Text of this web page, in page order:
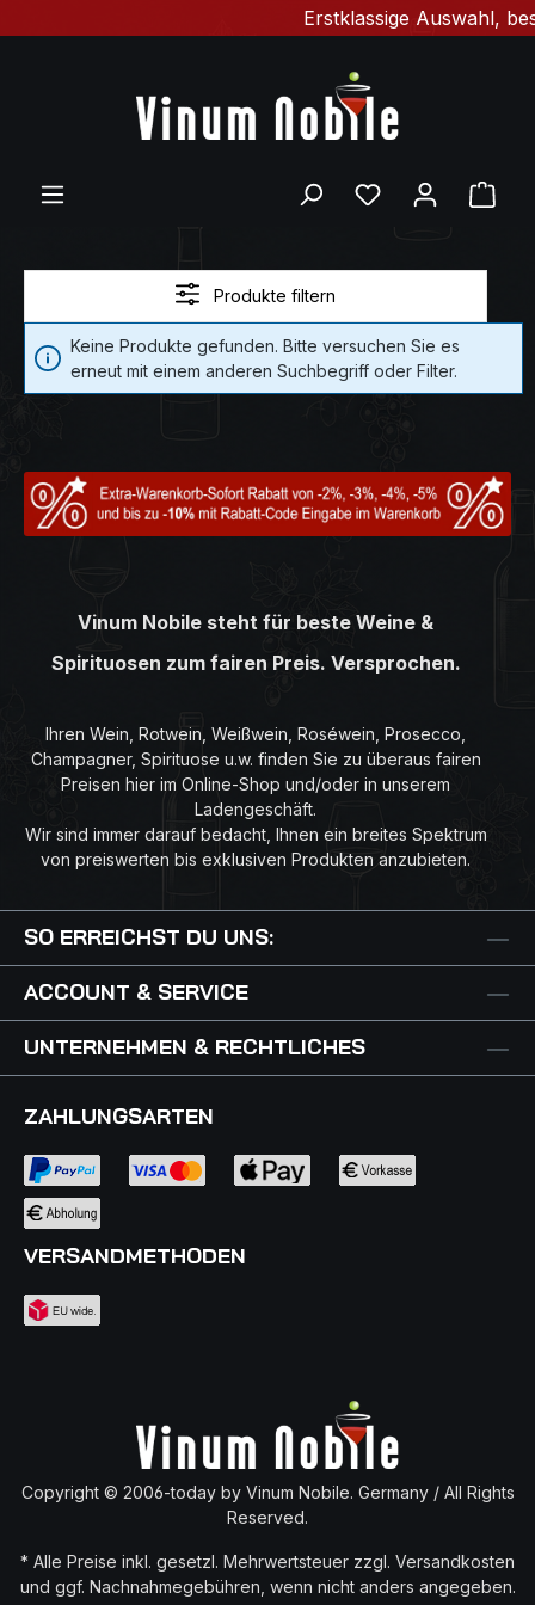
Erstklassige Auswahl,
Du hast 0
Produkte filtern
Keine Produkte gefunden. Bitte versuchen Sie es
erneut mit einem anderen Suchbegriff oder Filter.
Vinum Nobile steht für beste Weine &
Spirituosen zum fairen Preis. Versprochen.
Ihren Wein, Rotwein, Weißwein, Roséwein, Prosecco,
Champagner, Spirituose u.w. finden Sie zu überaus fairen
Preisen hier im Online-Shop und/oder in unserem
Ladengeschäft.
Wir sind immer darauf bedacht, Ihnen ein breites Spektrum
von preiswerten bis exklusiven Produkten anzubieten.
SO ERREICHST DU UNS:
ACCOUNT & SERVICE
UNTERNEHMEN & RECHTLICHES
ZAHLUNGSARTEN
VERSANDMETHODEN
Copyright © 2006-today by Vinum Nobile. Germany / All Rights
Reserved.
* Alle Preise inkl. gesetzl. Mehrwertsteuer zzgl. Versandkosten
und ggf. Nachnahmegebühren, wenn nicht anders angegeben.